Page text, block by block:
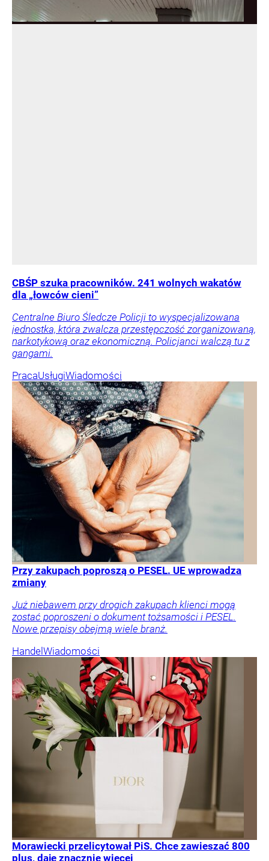
CBŚP szuka pracowników. 241 wolnych wakatów
dla „łowców cieni”
Centralne Biuro Śledcze Policji to wyspecjalizowana
jednostka, która zwalcza przestępczość zorganizowaną,
narkotykową oraz ekonomiczną. Policjanci walczą tu z
gangami.
PracaUsługiWiadomości
Przy zakupach poproszą o PESEL. UE wprowadza
zmiany
Już niebawem przy drogich zakupach klienci mogą
zostać poproszeni o dokument tożsamości i PESEL.
Nowe przepisy obejmą wiele branż.
Handel Wiadomości
Morawiecki przelicytował PiS. Chce zawieszać 800
plus, daje znacznie więcej